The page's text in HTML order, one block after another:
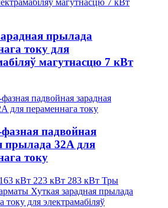
прылада
току для
магутнасцю 7 кВт
падвойная
прылада 32A для
току